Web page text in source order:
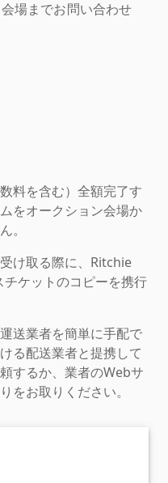
場までお問い合わせ
料を含む）全額完了す
をオークション会場か
。
け取る際に、Ritchie
ケットのコピーを携行
送業者を簡単に手配で
る配送業者と提携して
するか、業者のWebサ
をお取りください。